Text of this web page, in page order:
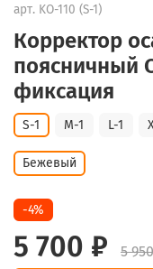
арт. KO-110 (S-1)
Корректор
поясничный
фиксация
S-1 M-1 L-1
Бежевый
-4%
5 700 ₽
5